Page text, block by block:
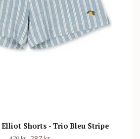
Elliot Shorts - Trio Bleu Stripe